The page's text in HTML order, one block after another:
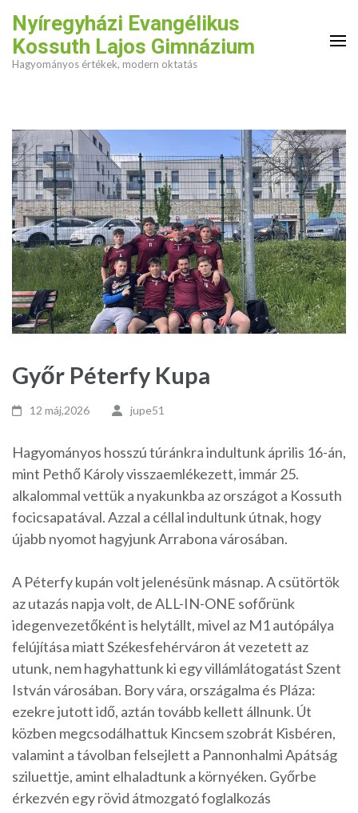
content
(Press
Nyíregyházi Evangélikus
Kossuth Lajos Gimnázium
Hagyományos értékek, modern oktatás
Győr Péterfy Kupa
12 máj,2026 jupe51
Hagyományos hosszú túránkra indultunk április 16-án,
mint Pethő Károly visszaemlékezett, immár 25.
alkalommal vettük a nyakunkba az országot a Kossuth
focicsapatával. Azzal a céllal indultunk útnak, hogy
újabb nyomot hagyjunk Arrabona városában.
A Péterfy kupán volt jelenésünk másnap. A csütörtök
az utazás napja volt, de ALL-IN-ONE sofőrünk
idegenvezetőként is helytállt, mivel az M1 autópálya
felújítása miatt Székesfehérváron át vezetett az
utunk, nem hagyhattunk ki egy villámlátogatást Szent
István városában. Bory vára, országalma és Pláza:
ezekre jutott idő, aztán tovább kellett állnunk. Út
közben megcsodálhattuk Kincsem szobrát Kisbéren,
valamint a távolban felsejlett a Pannonhalmi Apátság
sziluettje, amint elhaladtunk a környéken. Győrbe
érkezvén egy rövid átmozgató foglalkozás